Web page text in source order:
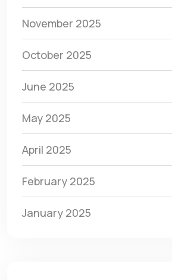
November 2025
October 2025
June 2025
May 2025
April 2025
February 2025
January 2025